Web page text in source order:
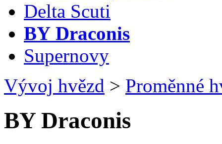
Delta Scuti
BY Draconis
Supernovy
Vývoj hvězd > Proměnné
BY Draconis